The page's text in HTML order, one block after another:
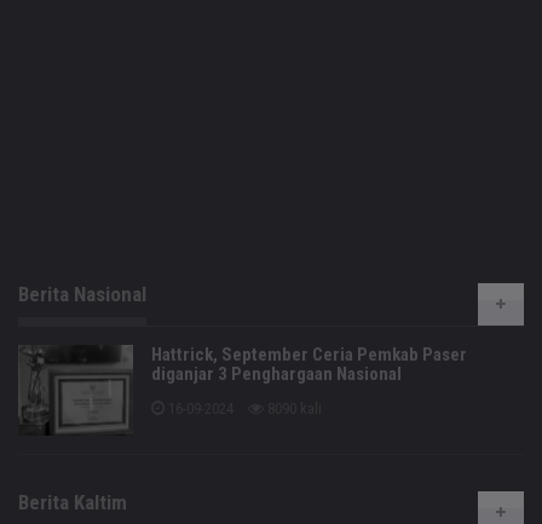
Berita Nasional
Hattrick, September Ceria Pemkab Paser
diganjar 3 Penghargaan Nasional
Berita Kaltim